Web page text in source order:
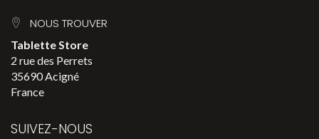
NOUS TROUVER
Tablette Store
2 rue des Perrets
35690 Acigné
France
SUIVEZ-NOUS